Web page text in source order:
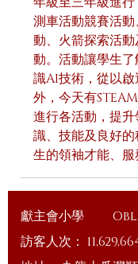
測車活動競賽活
動、火箭探索活
動。活動讓學生
識AI技術，從以
外，今天有
進行各活動，提
識、技能及良好
生的領袖才能、服
獻主會小學
訪客人次：